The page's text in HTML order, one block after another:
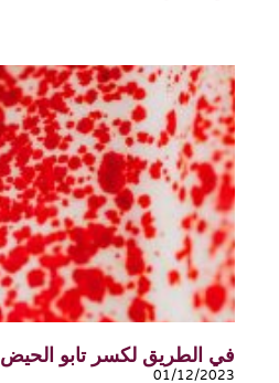
في الطريق لكسر تابو الحيض
01/12/2023